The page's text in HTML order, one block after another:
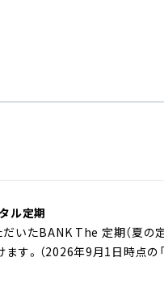
BANK The Gift定期
預金（有人店舗）
ル定期
いたBANK The 定期（夏の
す。（2026年9月1日時点